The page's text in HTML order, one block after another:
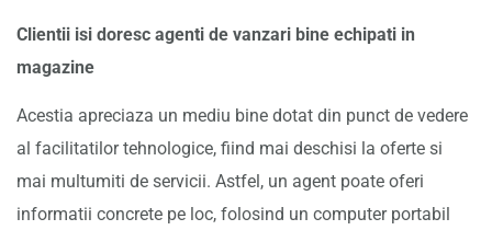
Clientii isi doresc agenti de vanzari bine echipati in
magazine
Acestia apreciaza un mediu bine dotat din punct de vedere
al facilitatilor tehnologice, fiind mai deschisi la oferte si
mai multumiti de servicii. Astfel, un agent poate oferi
informatii concrete pe loc, folosind un computer portabil